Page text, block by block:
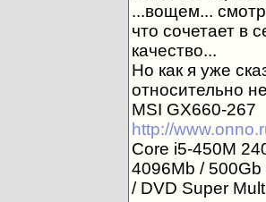
...вощем...
что сочетает в
качество...
Но как я уже
относительно
MSI GX660-267
http://
Core i5-450М
4096Mb /
/ DVD Super